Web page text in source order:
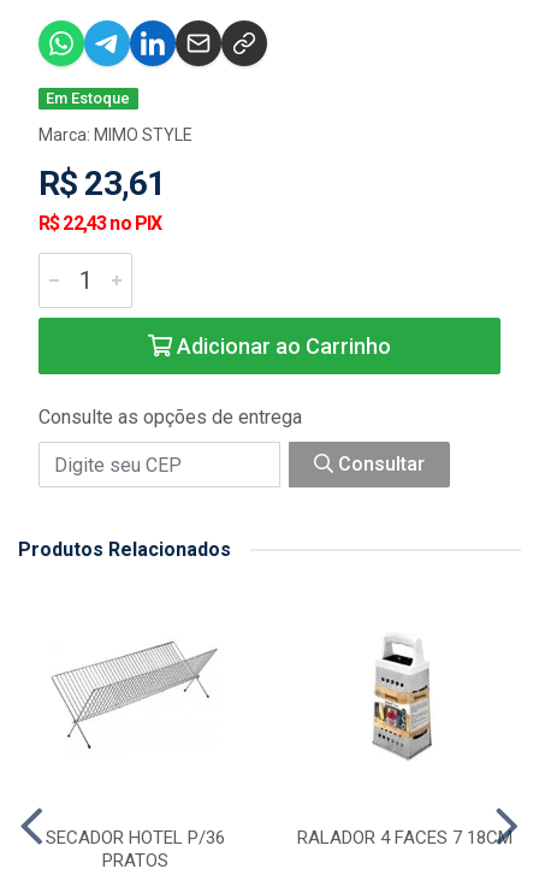
Em Estoque
Marca: MIMO STYLE
R$ 23,61
R$ 22,43 no PIX
Adicionar ao Carrinho
Consulte as opções de entrega
Consultar
Produtos Relacionados
SECADOR HOTEL P/36
PRATOS
RALADOR 4 FACES 7 18CM